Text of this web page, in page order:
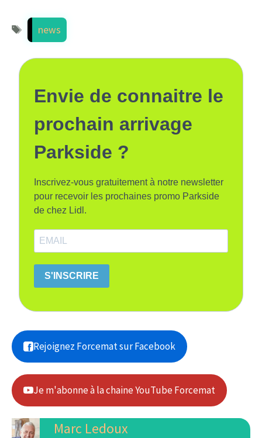
Étiquettes
news
Envie de connaitre le
prochain arrivage
Parkside ?
Inscrivez-vous gratuitement à notre newsletter
pour recevoir les prochaines promo Parkside
de chez Lidl.
S'INSCRIRE
Rejoignez Forcemat sur Facebook
Je m'abonne à la chaine YouTube Forcemat
Marc Ledoux